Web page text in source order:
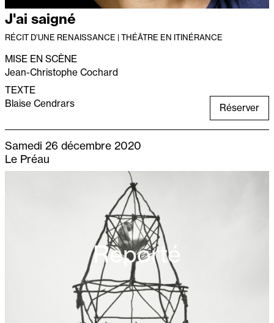
J'ai saigné
RÉCIT D’UNE RENAISSANCE | THÉÂTRE EN ITINÉRANCE
MISE EN SCÈNE
Jean-Christophe Cochard
TEXTE
Blaise Cendrars
Réserver
Samedi 26 décembre 2020
Le Préau
Reporté